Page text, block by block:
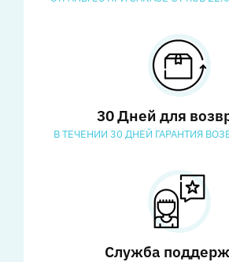
30 Дней для
В ТЕЧЕНИИ 30 ДНЕЙ ГАРАНТИЯ
Служба